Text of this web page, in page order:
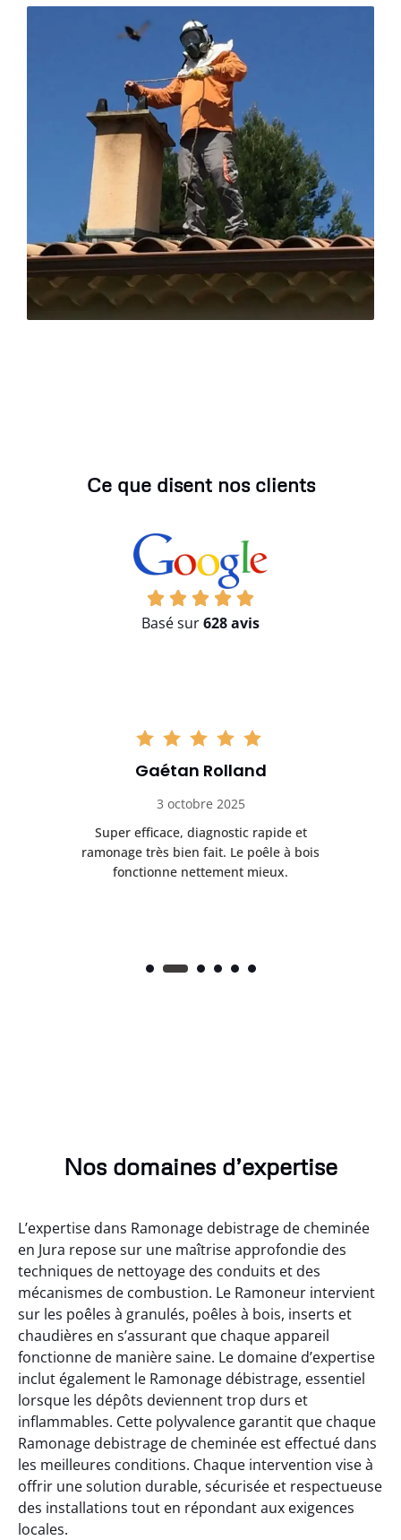
Ce que disent nos clients
Basé sur628 avis
Gaétan Rolland
3 octobre 2025
Super efficace, diagnostic rapide et
ramonage très bien fait. Le poêle à bois
fonctionne nettement mieux.
Nos domaines d’expertise
L’expertise dans Ramonage debistrage de cheminée
en Jura repose sur une maîtrise approfondie des
techniques de nettoyage des conduits et des
mécanismes de combustion. Le Ramoneur intervient
sur les poêles à granulés, poêles à bois, inserts et
chaudières en s’assurant que chaque appareil
fonctionne de manière saine. Le domaine d’expertise
inclut également le Ramonage débistrage, essentiel
lorsque les dépôts deviennent trop durs et
inflammables. Cette polyvalence garantit que chaque
Ramonage debistrage de cheminée est effectué dans
les meilleures conditions. Chaque intervention vise à
offrir une solution durable, sécurisée et respectueuse
des installations tout en répondant aux exigences
locales.